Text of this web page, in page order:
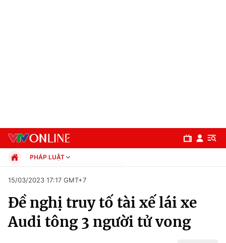
Chuyên mục
Chính trị
PHÁP LUẬT
Xã hội
Pháp luật
Kinh tế
Thể thao
15/03/2023 17:17 GMT+7
Đề nghị truy tố tài xế lái xe
Audi tông 3 người tử vong